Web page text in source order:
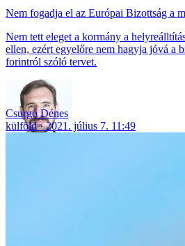
Nem fogadja el az Európai Bizottság a
Nem tett eleget a kormány a
ellen, ezért egyelőre nem hagyja jóvá a
forintról szóló tervet.
Csurgó Dénes
külföld
2021. július 7. 11:49